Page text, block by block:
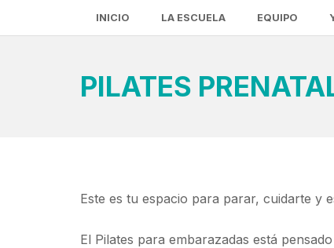
INICIO LA ESCUELA EQUIPO
PILATES
Este es tu espacio para parar, cuidarte y
El Pilates para embarazadas está